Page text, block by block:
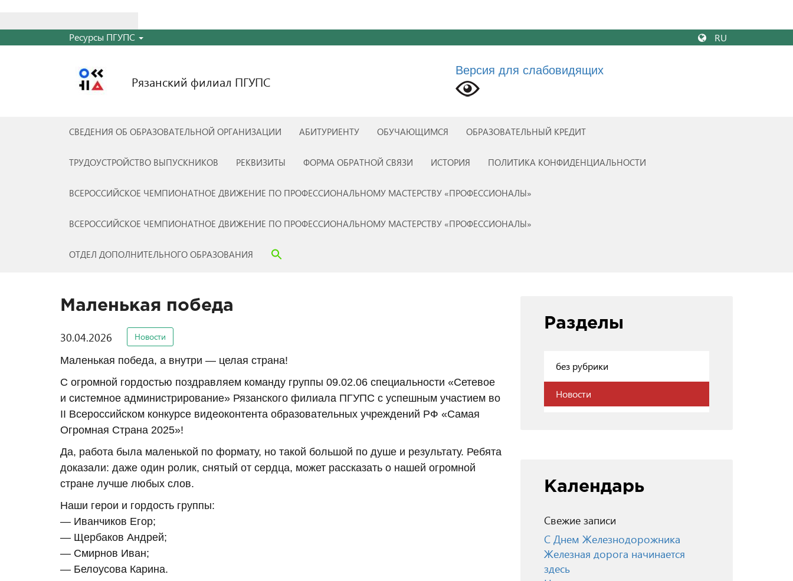
Ресурсы ПГУПС RU
Рязанский филиал ПГУПС
Версия для слабовидящих
СВЕДЕНИЯ ОБ ОБРАЗОВАТЕЛЬНОЙ ОРГАНИЗАЦИИ АБИТУРИЕНТУ ОБУЧАЮЩИМСЯ ОБРАЗОВАТЕЛЬНЫЙ КРЕДИТ
ТРУДОУСТРОЙСТВО ВЫПУСКНИКОВ РЕКВИЗИТЫ ФОРМА ОБРАТНОЙ СВЯЗИ ИСТОРИЯ ПОЛИТИКА КОНФИДЕНЦИАЛЬНОСТИ
ВСЕРОССИЙСКОЕ ЧЕМПИОНАТНОЕ ДВИЖЕНИЕ ПО ПРОФЕССИОНАЛЬНОМУ МАСТЕРСТВУ «ПРОФЕССИОНАЛЫ»
ВСЕРОССИЙСКОЕ ЧЕМПИОНАТНОЕ ДВИЖЕНИЕ ПО ПРОФЕССИОНАЛЬНОМУ МАСТЕРСТВУ «ПРОФЕССИОНАЛЫ»
ОТДЕЛ ДОПОЛНИТЕЛЬНОГО ОБРАЗОВАНИЯ
Маленькая победа
30.04.2026 Новости
Маленькая победа, а внутри — целая страна!
С огромной гордостью поздравляем команду группы 09.02.06 специальности «Сетевое
и системное администрирование» Рязанского филиала ПГУПС с успешным участием во
II Всероссийском конкурсе видеоконтента образовательных учреждений РФ «Самая
Огромная Страна 2025»!
Да, работа была маленькой по формату, но такой большой по душе и результату. Ребята
доказали: даже один ролик, снятый от сердца, может рассказать о нашей огромной
стране лучше любых слов.
Наши герои и гордость группы:
— Иванчиков Егор;
— Щербаков Андрей;
— Смирнов Иван;
— Белоусова Карина.
Разделы
без рубрики
Новости
Календарь
Свежие записи
С Днем Железнодорожника
Железная дорога начинается
здесь